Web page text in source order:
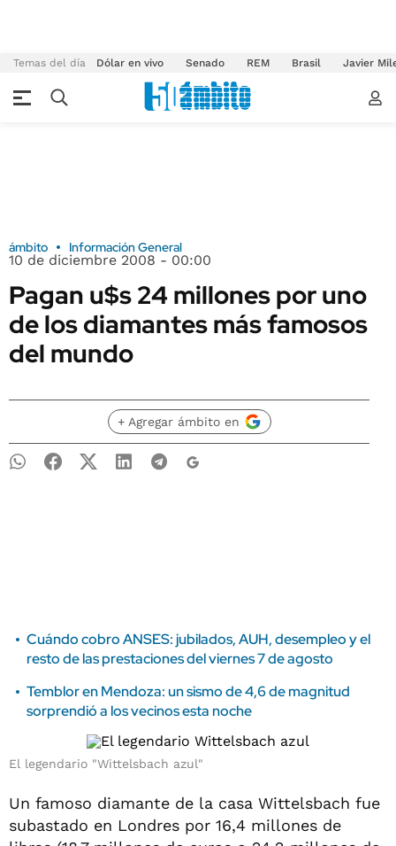
Temas del día Dólar en vivo Senado REM Brasil Javier
ámbito Información General
10 de diciembre 2008 - 00:00
Pagan u$s 24 millones por uno
de los diamantes más famosos
del mundo
+ Agregar ámbito en
Cuándo cobro ANSES: jubilados, AUH, desempleo y el
resto de las prestaciones del viernes 7 de agosto
Temblor en Mendoza: un sismo de 4,6 de magnitud
sorprendió a los vecinos esta noche
El legendario "Wittelsbach azul"
Un famoso diamante de la casa Wittelsbach fue
subastado en Londres por 16,4 millones de